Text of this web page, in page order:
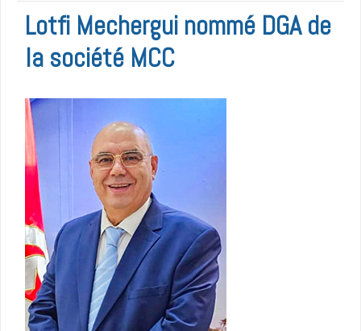
Lotfi Mechergui nommé DGA de
la société MCC